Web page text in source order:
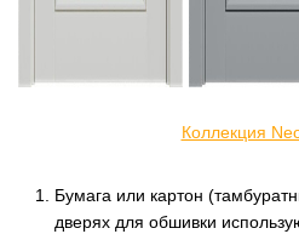
Коллекция
Бумага или картон
дверях для обшивки